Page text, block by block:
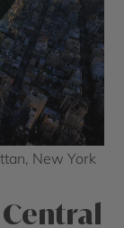
New York